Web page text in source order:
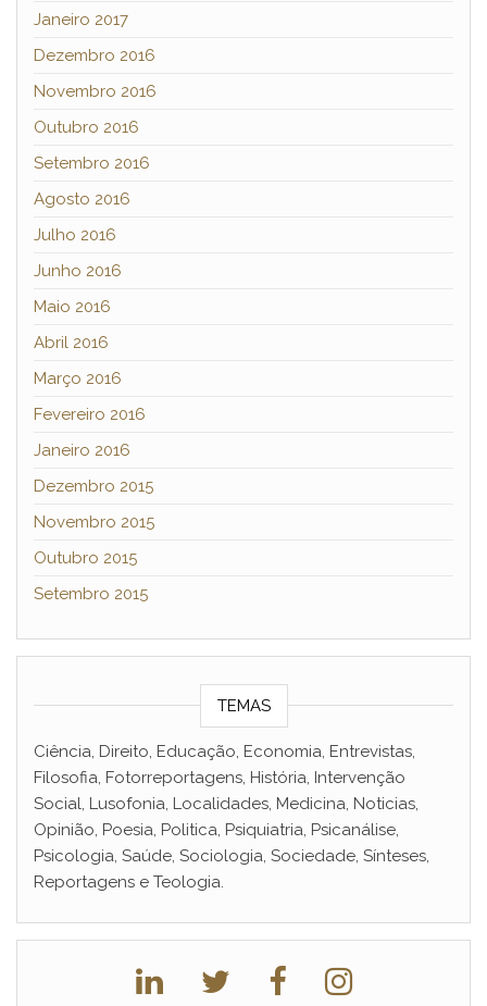
Janeiro 2017
Dezembro 2016
Novembro 2016
Outubro 2016
Setembro 2016
Agosto 2016
Julho 2016
Junho 2016
Maio 2016
Abril 2016
Março 2016
Fevereiro 2016
Janeiro 2016
Dezembro 2015
Novembro 2015
Outubro 2015
Setembro 2015
TEMAS
Ciência, Direito, Educação, Economia, Entrevistas,
Filosofia, Fotorreportagens, História, Intervenção
Social, Lusofonia, Localidades, Medicina, Noticias,
Opinião, Poesia, Politica, Psiquiatria, Psicanálise,
Psicologia, Saúde, Sociologia, Sociedade, Sínteses,
Reportagens e Teologia.